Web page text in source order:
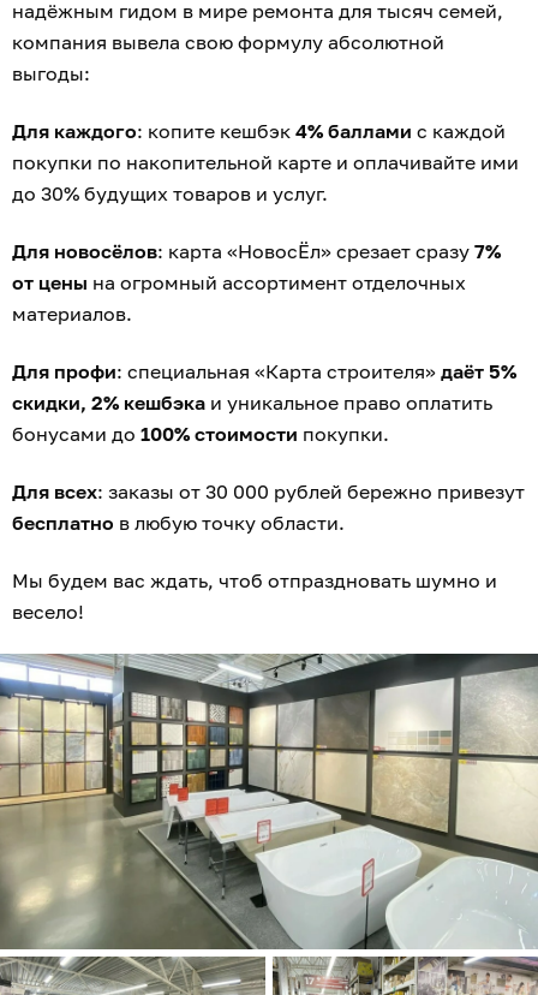
надёжным гидом в мире ремонта для тысяч семей,
компания вывела свою формулу абсолютной
выгоды:
Для каждого: копите кешбэк 4% баллами с каждой
покупки по накопительной карте и оплачивайте ими
до 30% будущих товаров и услуг.
Для новосёлов: карта «НовосЁл» срезает сразу 7%
от цены на огромный ассортимент отделочных
материалов.
Для профи: специальная «Карта строителя» даёт 5%
скидки, 2% кешбэка и уникальное право оплатить
бонусами до 100% стоимости покупки.
Для всех: заказы от 30 000 рублей бережно привезут
бесплатно в любую точку области.
Мы будем вас ждать, чтоб отпраздновать шумно и
весело!